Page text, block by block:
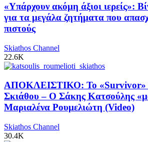
«Υπάρχουν ακόμη άξιοι ιερείς»:
για τα μεγάλα ζητήματα που
πιστούς
Skiathos Channel
22.6K
ΑΠΟΚΛΕΙΣΤΙΚΟ: Το «Survivor»
Σκιάθου – Ο Σάκης Κατσούλης
Μαριαλένα Ρουμελιώτη (Video)
Skiathos Channel
30.4K